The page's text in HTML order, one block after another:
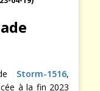
Storm-1516,
à la fin 2023